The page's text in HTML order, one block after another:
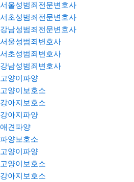
서울성범죄전문변호사
서초성범죄전문변호사
강남성범죄전문변호사
서울성범죄변호사
서초성범죄변호사
강남성범죄변호사
고양이파양
고양이보호소
강아지보호소
강아지파양
애견파양
파양보호소
고양이파양
고양이보호소
강아지보호소